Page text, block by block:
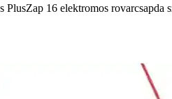
PlusZap 16 elektromos